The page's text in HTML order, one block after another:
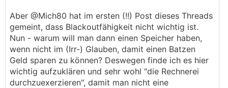
5x200€ förderung, sind rd 3.000,-- € - und
lieferzeiten auch wieder akeptabel
die rechnerei die manche hier durchexerzieren -
macht ihr das im restaurant, buschenschank, am
golfplatz, tennsiplatz auch ?🤣
Aber @Mich80 hat im ersten (!!) Post dieses Threads
gemeint, dass Blackoutfähigkeit nicht wichtig ist.
Nun - warum will man dann einen Speicher haben,
wenn nicht im (Irr-) Glauben, damit einen Batzen
Geld sparen zu können? Deswegen finde ich es hier
wichtig aufzuklären und sehr wohl "die Rechnerei
durchzuexerzieren", damit man nicht eine